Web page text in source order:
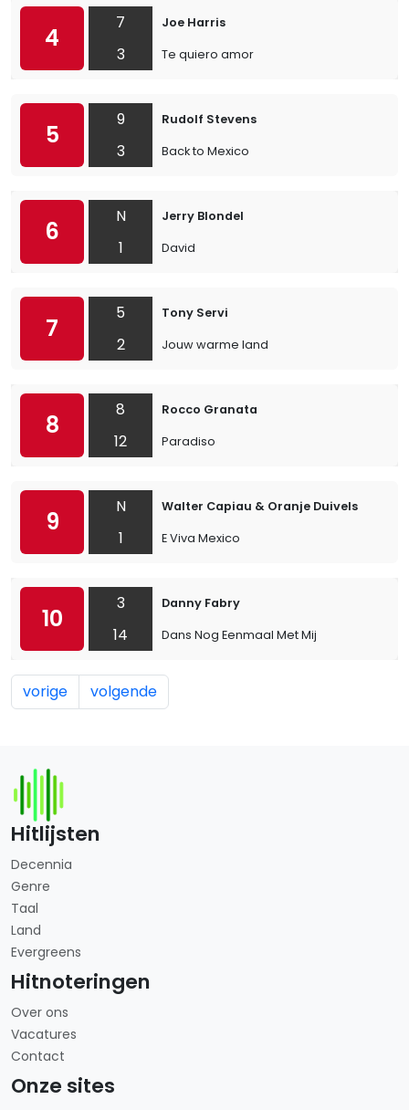
4
7
3
Joe Harris
Te quiero amor
5
9
3
Rudolf Stevens
Back to Mexico
6
N
1
Jerry Blondel
David
7
5
2
Tony Servi
Jouw warme land
8
8
12
Rocco Granata
Paradiso
9
N
1
Walter Capiau & Oranje Duivels
E Viva Mexico
10
3
14
Danny Fabry
Dans Nog Eenmaal Met Mij
vorige volgende
Hitlijsten
Decennia
Genre
Taal
Land
Evergreens
Hitnoteringen
Over ons
Vacatures
Contact
Onze sites